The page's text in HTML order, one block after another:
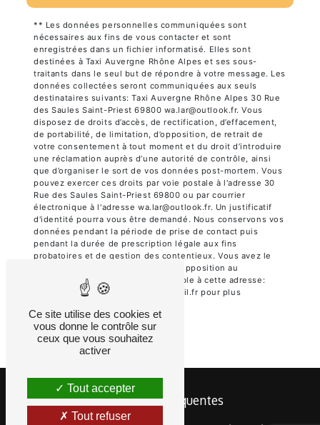
** Les données personnelles communiquées sont
nécessaires aux fins de vous contacter et sont
enregistrées dans un fichier informatisé. Elles sont
destinées à Taxi Auvergne Rhône Alpes et ses sous-
traitants dans le seul but de répondre à votre message. Les
données collectées seront communiquées aux seuls
destinataires suivants: Taxi Auvergne Rhône Alpes 30 Rue
des Saules Saint-Priest 69800 wa.lar@outlook.fr. Vous
disposez de droits d’accès, de rectification, d’effacement,
de portabilité, de limitation, d’opposition, de retrait de
votre consentement à tout moment et du droit d’introduire
une réclamation auprès d’une autorité de contrôle, ainsi
que d’organiser le sort de vos données post-mortem. Vous
pouvez exercer ces droits par voie postale à l'adresse 30
Rue des Saules Saint-Priest 69800 ou par courrier
électronique à l'adresse wa.lar@outlook.fr. Un justificatif
d'identité pourra vous être demandé. Nous conservons vos
données pendant la période de prise de contact puis
pendant la durée de prescription légale aux fins
probatoires et de gestion des contentieux. Vous avez le
droit de vous inscrire sur la liste d'opposition au
démarchage téléphonique, disponible à cette adresse:
Bloctel.gouv.fr
. Consultez le site cnil.fr pour plus
Recherches fréquentes
Ce site utilise des cookies et
vous donne le contrôle sur
ceux que vous souhaitez
activer
Tout accepter
Tout refuser